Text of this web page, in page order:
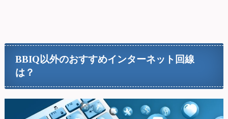
BBIQ以外のおすすめインターネット回線
は？